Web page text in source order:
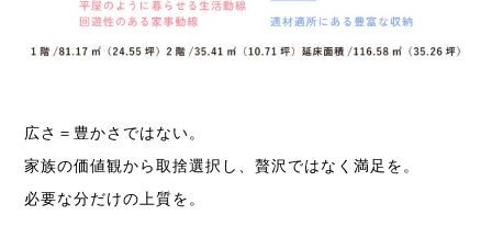
広さ＝豊かさではない。
家族の価値観から取捨選択し、贅沢ではなく満足を。
必要な分だけの上質を。